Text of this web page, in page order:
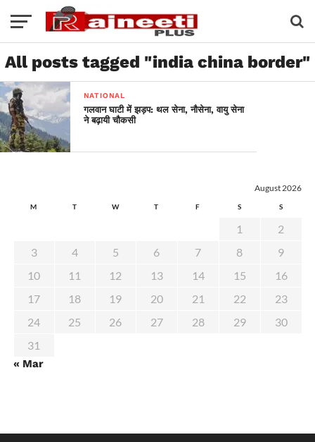
All posts tagged "india china border"
NATIONAL
गलवान घाटी में झड़प: थल सेना, नौसेना, वायु सेना
ने बढ़ायी चौकसी
August 2026
M T W T F S S
1
2
3
4 5 6 7 8
9
10
11 12 13 14 15
16
17
18 19 20 21 22
23
24
25 26 27 28 29
30
31
« Mar